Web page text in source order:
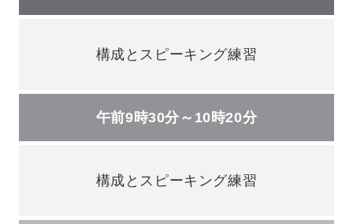
構成とスピーキング練習
午前9時30分～10時20分
構成とスピーキング練習